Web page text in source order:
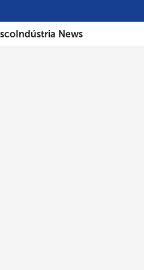
Indústria News